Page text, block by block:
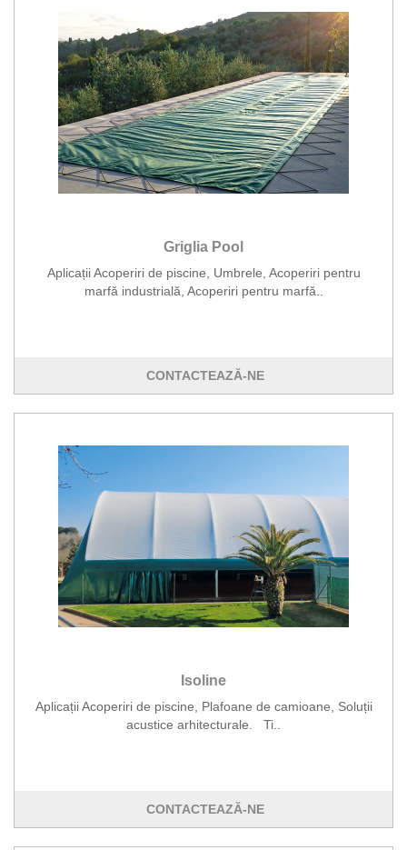
Griglia Pool
Aplicații Acoperiri de piscine, Umbrele, Acoperiri pentru
marfă industrială, Acoperiri pentru marfă..
CONTACTEAZĂ-NE
Isoline
Aplicații Acoperiri de piscine, Plafoane de camioane, Soluții
acustice arhitecturale. Ti..
CONTACTEAZĂ-NE